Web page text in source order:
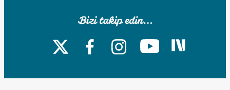
Üniversitenin eğitim dili nedir?
Mimarlık ve Tasarım Fakültesi, Mühendislik Fakültesi ve